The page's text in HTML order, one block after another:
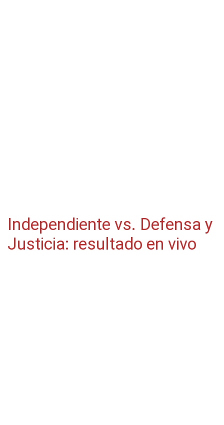
Independiente vs. Defensa y
Justicia: resultado en vivo